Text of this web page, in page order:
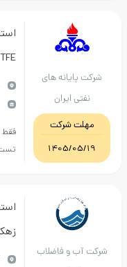
پایانه های
نفتی ایران
مهلت شرکت
1405/05/19
:3NO-بوشهر
فقط کالای
تست...
آب و فاضلاب
استعلام
زهکش
كرمان